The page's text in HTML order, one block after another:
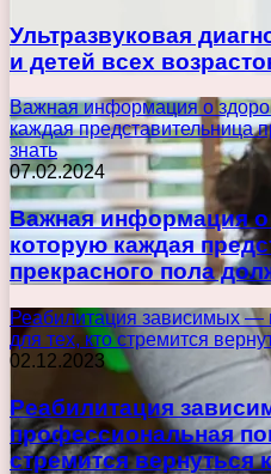
Ультразвуковая
и детей всех
Важная информация о
каждая представительница
знать
07.02.2024
Важная информация
которую каждая
прекрасного пола
Реабилитация зависимых
для тех, кто стремится
02.12.2023
Реабилитация
профессиональная
стремится вернуться